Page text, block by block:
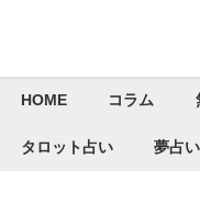
HOME コラム
タロット占い 夢占い